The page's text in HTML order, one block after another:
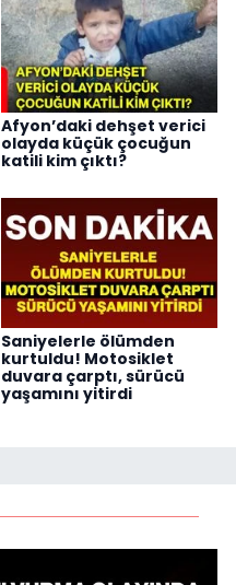
Afyon’daki dehşet verici
olayda küçük çocuğun
katili kim çıktı?
Saniyelerle ölümden
kurtuldu! Motosiklet
duvara çarptı, sürücü
yaşamını yitirdi